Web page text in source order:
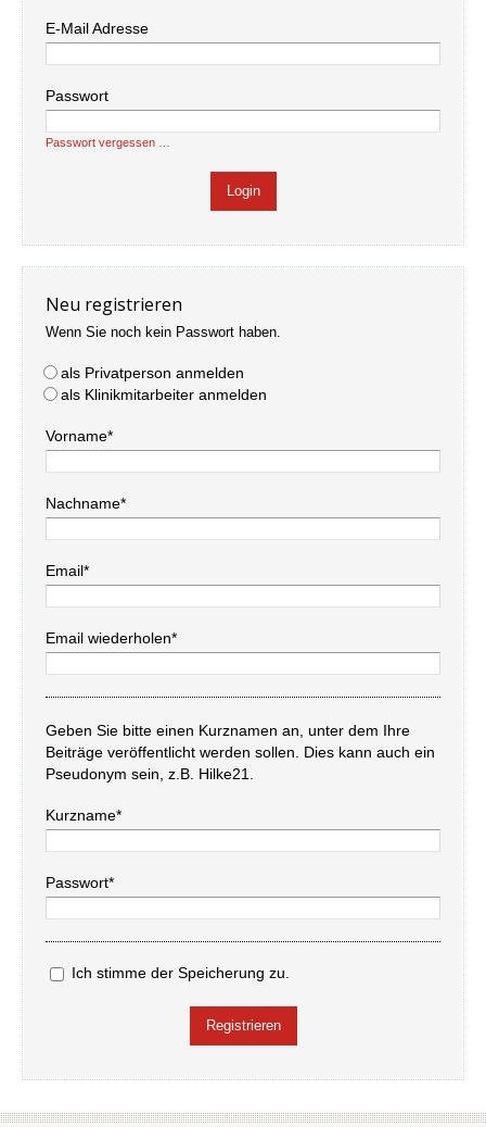
E-Mail Adresse
Passwort
Passwort vergessen …
Neu registrieren
Wenn Sie noch kein Passwort haben.
als Privatperson anmelden
als Klinikmitarbeiter anmelden
Vorname*
Nachname*
Email*
Email wiederholen*
Geben Sie bitte einen Kurznamen an, unter dem Ihre
Beiträge veröffentlicht werden sollen. Dies kann auch ein
Pseudonym sein, z.B. Hilke21.
Kurzname*
Passwort*
Ich stimme der Speicherung zu.